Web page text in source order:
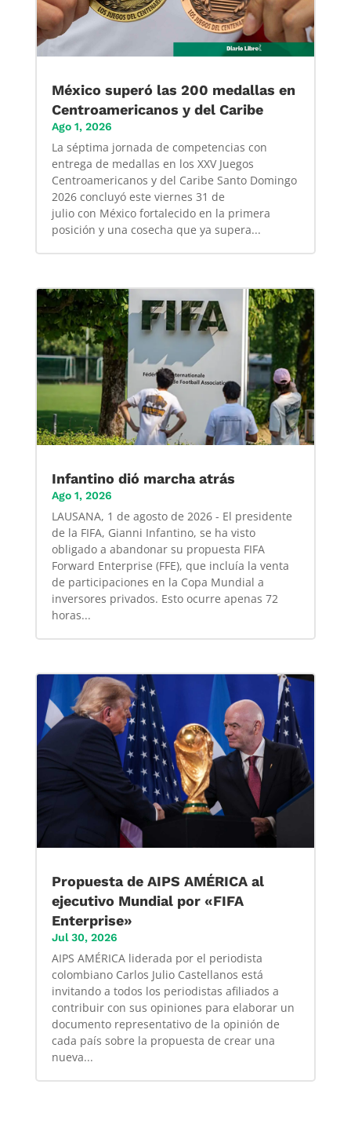
México superó las 200 medallas en
Centroamericanos y del Caribe
Ago 1, 2026
La séptima jornada de competencias con
entrega de medallas en los XXV Juegos
Centroamericanos y del Caribe Santo Domingo
2026 concluyó este viernes 31 de
julio con México fortalecido en la primera
posición y una cosecha que ya supera...
Infantino dió marcha atrás
Ago 1, 2026
LAUSANA, 1 de agosto de 2026 - El presidente
de la FIFA, Gianni Infantino, se ha visto
obligado a abandonar su propuesta FIFA
Forward Enterprise (FFE), que incluía la venta
de participaciones en la Copa Mundial a
inversores privados. Esto ocurre apenas 72
horas...
Propuesta de AIPS AMÉRICA al
ejecutivo Mundial por «FIFA
Enterprise»
Jul 30, 2026
AIPS AMÉRICA liderada por el periodista
colombiano Carlos Julio Castellanos está
invitando a todos los periodistas afiliados a
contribuir con sus opiniones para elaborar un
documento representativo de la opinión de
cada país sobre la propuesta de crear una
nueva...